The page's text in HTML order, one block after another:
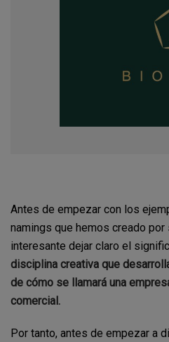
Antes de empezar con los
namings que hemos creado
interesante dejar claro el
disciplina creativa que
de cómo se llamará una
comercial.
Por tanto, antes de empezar a